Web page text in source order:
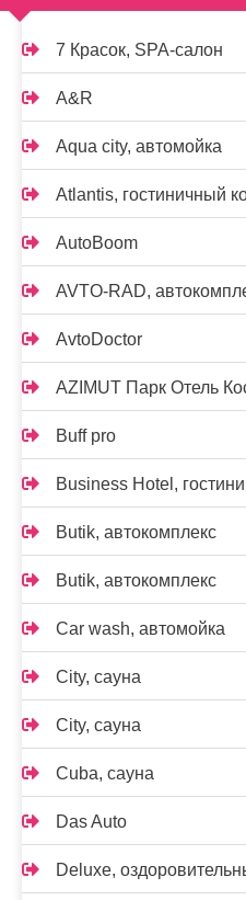
7 Красок, SPA-салон
A&R
Aqua city, автомойка
Atlantis, гостиничный
AutoBoom
AVTO-RAD,
AvtoDoctor
AZIMUT Парк Отель
Buff pro
Business Hotel,
Butik, автокомплекс
Butik, автокомплекс
Car wash, автомойка
City, сауна
City, сауна
Cuba, сауна
Das Auto
Deluxe,